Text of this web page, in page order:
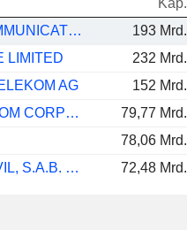
Kap.
VERIZON COMMUNICATIONS, INC.
193 Mrd.
LIMITED
232 Mrd.
AG
152 Mrd.
CHINA TELECOM CORPORATION LIMITED
79,77 Mrd.
78,06 Mrd.
AMÉRICA MÓVIL, S.A.B. DE C.V.
72,48 Mrd.